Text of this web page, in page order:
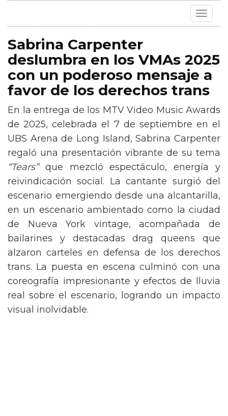
Toggle
Sabrina Carpenter
deslumbra en los VMAs 2025
con un poderoso mensaje a
favor de los derechos trans
En la entrega de los MTV Video Music Awards
de 2025, celebrada el 7 de septiembre en el
UBS Arena de Long Island, Sabrina Carpenter
regaló una presentación vibrante de su tema
“Tears”que mezcló espectáculo, energía y
reivindicación social. La cantante surgió del
escenario emergiendo desde una alcantarilla,
en un escenario ambientado como la ciudad
de Nueva York vintage, acompañada de
bailarines y destacadas drag queens que
alzaron carteles en defensa de los derechos
trans. La puesta en escena culminó con una
coreografía impresionante y efectos de lluvia
real sobre el escenario, logrando un impacto